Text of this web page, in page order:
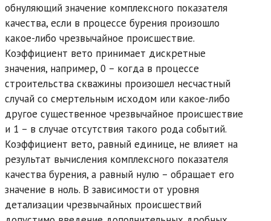
обнуляющий значение комплексного показателя
качества, если в процессе бурения произошло
какое-либо чрезвычайное происшествие.
Коэффициент вето принимает дискретные
значения, например, 0 – когда в процессе
строительства скважины произошел несчастный
случай со смертельным исходом или какое-либо
другое существенное чрезвычайное происшествие
и 1 – в случае отсутствия такого рода событий.
Коэффициент вето, равный единице, не влияет на
результат вычисления комплексного показателя
качества бурения, а равный нулю – обращает его
значение в ноль. В зависимости от уровня
детализации чрезвычайных происшествий